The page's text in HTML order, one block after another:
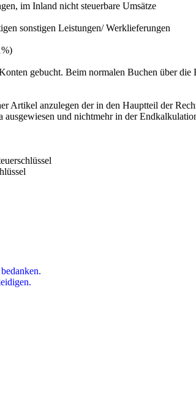
im Inland nicht steuerbare Umsätze
sonstigen Leistungen/ Werklieferungen
gebucht. Beim normalen Buchen über
Artikel anzulegen der in den Hauptteil der
und nichtmehr in der